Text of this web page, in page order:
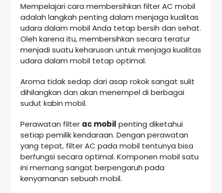
Mempelajari cara membersihkan filter AC mobil
adalah langkah penting dalam menjaga kualitas
udara dalam mobil Anda tetap bersih dan sehat.
Oleh karena itu, membersihkan secara teratur
menjadi suatu keharusan untuk menjaga kualitas
udara dalam mobil tetap optimal.
Aroma tidak sedap dari asap rokok sangat sulit
dihilangkan dan akan menempel di berbagai
sudut kabin mobil.
Perawatan filter ac mobil penting diketahui
setiap pemilik kendaraan. Dengan perawatan
yang tepat, filter AC pada mobil tentunya bisa
berfungsi secara optimal. Komponen mobil satu
ini memang sangat berpengaruh pada
kenyamanan sebuah mobil.